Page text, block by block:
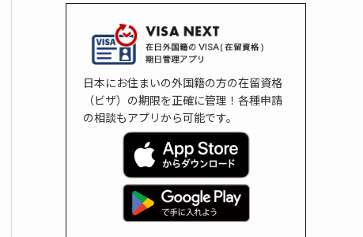
日本にお住まいの外国籍の方の在留資格
（ビザ）の期限を正確に管理！各種申請
の相談もアプリから可能です。